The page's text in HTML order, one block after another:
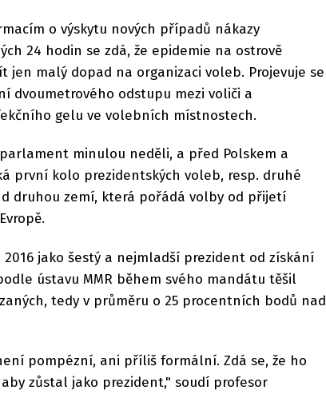
o výskytu nových případů nákazy
24 hodin se zdá, že epidemie na ostrově
jen malý dopad na organizaci voleb. Projevuje se
dvoumetrového odstupu mezi voliči a
gelu ve volebních místnostech.
minulou neděli, a před Polskem a
první kolo prezidentských voleb, resp. druhé
druhou zemí, která pořádá volby od přijetí
2016 jako šestý a nejmladší prezident od získání
ústavu MMR během svého mandátu těšil
tedy v průměru o 25 procentních bodů nad
pompézní, ani příliš formální. Zdá se, že ho
zůstal jako prezident," soudí profesor